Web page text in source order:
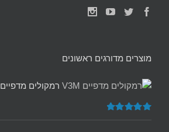
מוצרים מדורגים ראשונים
רמקולים מדפיים V3M
דורג5.00